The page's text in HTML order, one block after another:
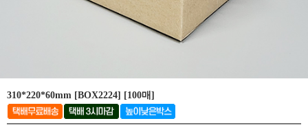
310*220*60mm [BOX2224] [100매]